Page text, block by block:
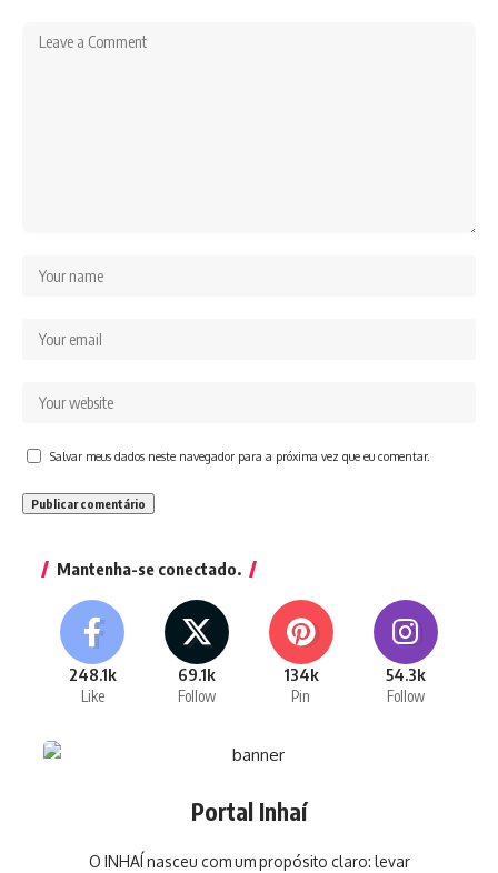
Salvar meus dados neste navegador para a próxima vez que eu comentar.
Mantenha-se conectado.
248.1k
Like
69.1k
Follow
134k
Pin
54.3k
Follow
Portal Inhaí
O INHAÍ nasceu com um propósito claro: levar